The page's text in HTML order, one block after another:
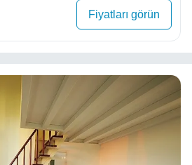
Fiyatları görün